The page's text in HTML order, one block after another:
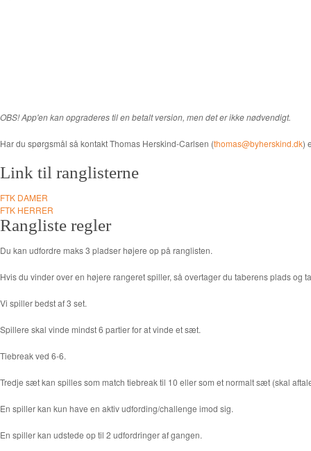
OBS! App'en kan opgraderes til en betalt version, men det er ikke nødvendigt.
Har du spørgsmål så kontakt Thomas Herskind-Carlsen (thomas@byherskind.dk)
Link til ranglisterne
FTK DAMER
FTK HERRER
Rangliste regler
Du kan udfordre maks 3 pladser højere op på ranglisten.
Hvis du vinder over en højere rangeret spiller, så overtager du taberens plads og
Vi spiller bedst af 3 set.
Spillere skal vinde mindst 6 partier for at vinde et sæt.
Tiebreak ved 6-6.
Tredje sæt kan spilles som match tiebreak til 10 eller som et normalt sæt (skal
En spiller kan kun have en aktiv udfording/challenge imod sig.
En spiller kan udstede op til 2 udfordringer af gangen.